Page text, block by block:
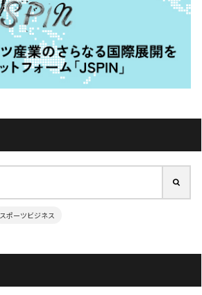
スポーツビジネス